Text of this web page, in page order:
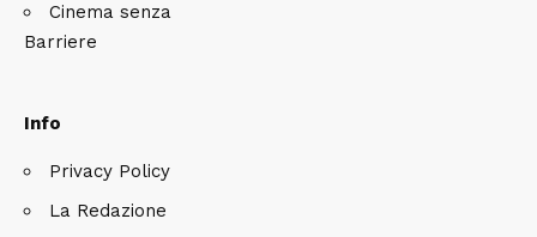
Cinema senza
Barriere
Info
Privacy Policy
La Redazione